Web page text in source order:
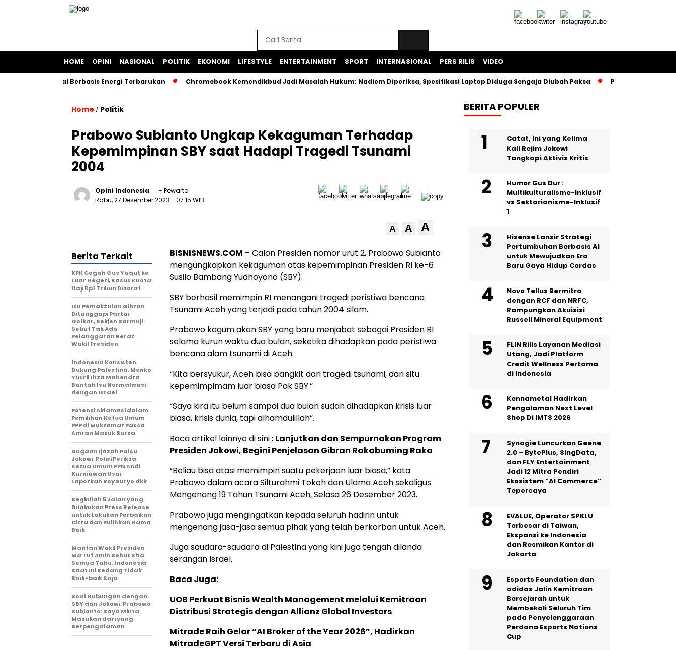
HOME OPINI NASIONAL POLITIK EKONOMI LIFESTYLE ENTERTAINMENT SPORT INTERNASIONAL PERS RILIS VIDEO
Kapal Berbasis Energi Terbarukan Chromebook Kemendikbud Jadi Masalah Hukum: Nadiem Diperiksa, Spesifikasi Laptop Diduga Sengaja Diubah Paksa Proyek Iklan Bank BJB
Home / Politik
Prabowo Subianto Ungkap Kekaguman Terhadap
Kepemimpinan SBY saat Hadapi Tragedi Tsunami
2004
Opini Indonesia
- Pewarta
Rabu, 27 Desember 2023 - 07:15 WIB
A A A
BISNISNEWS.COM – Calon Presiden nomor urut 2, Prabowo Subianto
mengungkapkan kekaguman atas kepemimpinan Presiden RI ke-6
Susilo Bambang Yudhoyono (SBY).
SBY berhasil memimpin RI menangani tragedi peristiwa bencana
Tsunami Aceh yang terjadi pada tahun 2004 silam.
Prabowo kagum akan SBY yang baru menjabat sebagai Presiden RI
selama kurun waktu dua bulan, seketika dihadapkan pada peristiwa
bencana alam tsunami di Aceh.
“Kita bersyukur, Aceh bisa bangkit dari tragedi tsunami, dari situ
kepemimpimam luar biasa Pak SBY.”
“Saya kira itu belum sampai dua bulan sudah dihadapkan krisis luar
biasa, krisis dunia, tapi alhamdulillah”.
Baca artikel lainnya di sini : Lanjutkan dan Sempurnakan Program
Presiden Jokowi, Begini Penjelasan Gibran Rakabuming Raka
“Beliau bisa atasi memimpin suatu pekerjaan luar biasa,” kata
Prabowo dalam acara Silturahmi Tokoh dan Ulama Aceh sekaligus
Mengenang 19 Tahun Tsunami Aceh, Selasa 26 Desember 2023.
Prabowo juga mengingatkan kepada seluruh hadirin untuk
mengenang jasa-jasa semua pihak yang telah berkorban untuk Aceh.
Juga saudara-saudara di Palestina yang kini juga tengah dilanda
serangan Israel.
Baca Juga:
UOB Perkuat Bisnis Wealth Management melalui Kemitraan
Distribusi Strategis dengan Allianz Global Investors
Mitrade Raih Gelar “AI Broker of the Year 2026”, Hadirkan
MitradeGPT Versi Terbaru di Asia
Berita Terkait
KPK Cegah Gus Yaqut ke
Luar Negeri, Kasus Kuota
Haji Rp1 Triliun Disorot
Isu Pemakzulan Gibran
Ditanggapi Partai
Golkar, Sekǰen Sarmuji
Sebut Tak Ada
Pelanggaran Berat
Wakil Presiden
Indonesia Konsisten
Dukung Palestina, Menko
Yusril Ihza Mahendra
Bantah Isu Normalisasi
dengan Israel
Potensi Aklamasi dalam
Pemilihan Ketua Umum
PPP di Muktamar Pasca
Amran Masuk Bursa
Dugaan Ijazah Palsu
Jokowi, Polisi Periksa
Ketua Umum PPN Andi
Kurniawan Usai
Laporkan Roy Suryo dkk
Beginilah 5 Jalan yang
Dilakukan Press Release
untuk Lakukan Perbaikan
Citra dan Pulihkan Nama
Baik
Mantan Wakil Presiden
Ma’ruf Amin Sebut Kita
Semua Tahu, Indonesia
Saat Ini Sedang Tidak
Baik-baik Saja
Soal Hubungan dengan
SBY dan Jokowi, Prabowo
Subianto: Saya Minta
Masukan dari yang
Berpengalaman
BERITA POPULER
Catat, Ini yang Kelima
Kali Rejim Jokowi
Tangkapi Aktivis Kritis
Humor Gus Dur :
Multikulturalisme-Inklusif
vs Sektarianisme-Inklusif
1
Hisense Lansir Strategi
Pertumbuhan Berbasis AI
untuk Mewujudkan Era
Baru Gaya Hidup Cerdas
Novo Tellus Bermitra
dengan RCF dan NRFC,
Rampungkan Akuisisi
Russell Mineral Equipment
FLIN Rilis Layanan Mediasi
Utang, Jadi Platform
Credit Wellness Pertama
di Indonesia
Kennametal Hadirkan
Pengalaman Next Level
Shop Di IMTS 2026
Synagie Luncurkan Geene
2.0 – BytePlus, SingData,
dan FLY Entertainment
Jadi 12 Mitra Pendiri
Ekosistem “AI Commerce”
Tepercaya
EVALUE, Operator SPKLU
Terbesar di Taiwan,
Ekspansi ke Indonesia
dan Resmikan Kantor di
Jakarta
Esports Foundation dan
adidas Jalin Kemitraan
Bersejarah untuk
Membekali Seluruh Tim
pada Penyelenggaraan
Perdana Esports Nations
Cup